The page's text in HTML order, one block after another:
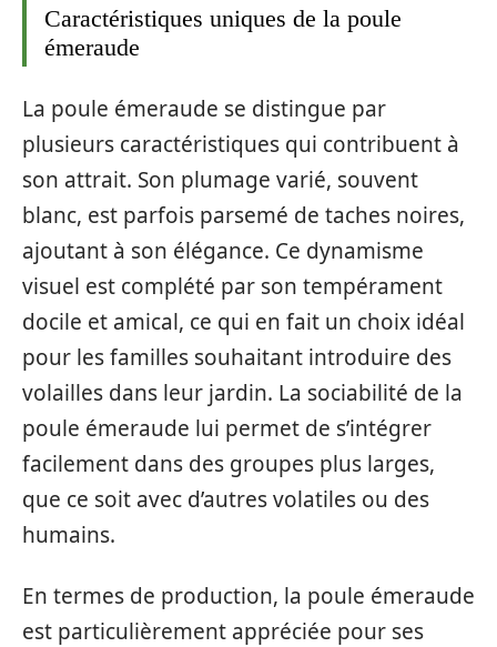
Caractéristiques uniques de la poule
émeraude
La poule émeraude se distingue par
plusieurs caractéristiques qui contribuent à
son attrait. Son plumage varié, souvent
blanc, est parfois parsemé de taches noires,
ajoutant à son élégance. Ce dynamisme
visuel est complété par son tempérament
docile et amical, ce qui en fait un choix idéal
pour les familles souhaitant introduire des
volailles dans leur jardin. La sociabilité de la
poule émeraude lui permet de s’intégrer
facilement dans des groupes plus larges,
que ce soit avec d’autres volatiles ou des
humains.
En termes de production, la poule émeraude
est particulièrement appréciée pour ses